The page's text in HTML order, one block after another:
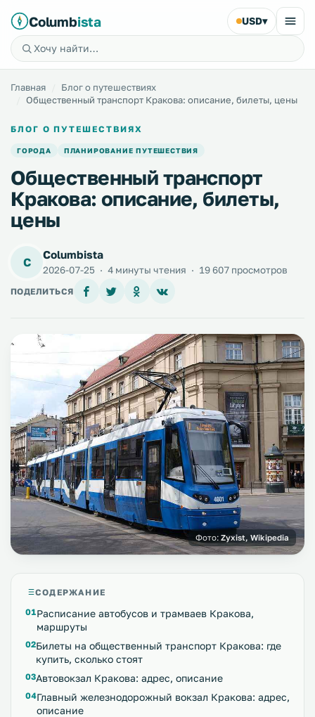
Columbista USD▾
Главная
Блог о путешествиях
Общественный транспорт Кракова: описание, билеты, цены
БЛОГ О ПУТЕШЕСТВИЯХ
ГОРОДА ПЛАНИРОВАНИЕ ПУТЕШЕСТВИЯ
Общественный транспорт
Кракова: описание, билеты,
цены
C
Columbista
2026-07-25 · 4 минуты чтения · 19 607 просмотров
ПОДЕЛИТЬСЯ
Фото: Zyxist, Wikipedia
СОДЕРЖАНИЕ
Расписание автобусов и трамваев Кракова,
маршруты
Билеты на общественный транспорт Кракова: где
купить, сколько стоят
Автовокзал Кракова: адрес, описание
Главный железнодорожный вокзал Кракова: адрес,
описание